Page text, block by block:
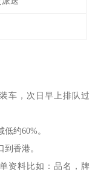
车，次日早上排队过
约60%。
香港。
资料比如：品名，牌